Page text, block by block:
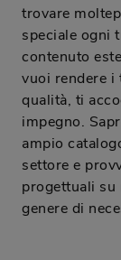
trovare
speciale ogni
contenuto
vuoi rendere i
qualità, ti
impegno.
ampio
settore e
progettuali su
genere di